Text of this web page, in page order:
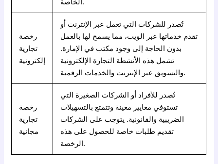
رخصة
تجارية
إلكترونية
تُصدر للشركات التي تعمل عبر الإنترنت أو
تقدم خدماتها عبر الويب، مما يسمح لها بالعمل
بدون الحاجة إلى وجود مكتب في الإمارة.
تشمل هذه الأنشطة التجارة الإلكترونية
والتسويق عبر الإنترنت والخدمات الرقمية.
رخصة
تجارية
مجانية
تُصدر للأفراد أو الشركات الصغيرة التي
تستوفي معايير معينة وتتمتع بالتسهيلات
الضريبية والقانونية. يتوجب على الشركات
تقديم طلبات خاصة للحصول على هذه
الرخصة.